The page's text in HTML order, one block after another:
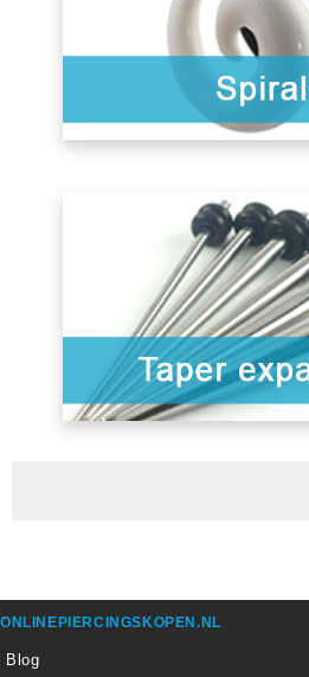
ONLINEPIERCINGSKOPEN.NL
Blog